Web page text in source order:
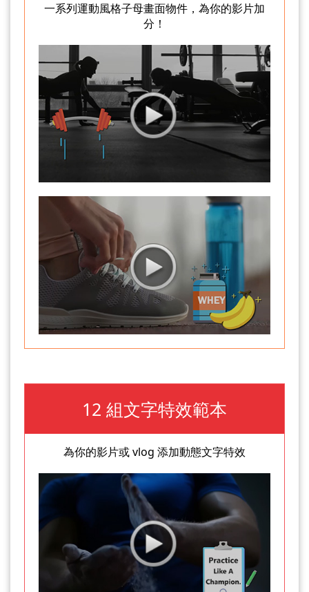
一系列運動風格子母畫面物件，為你的影片加
分！
12 組文字特效範本
為你的影片或 vlog 添加動態文字特效